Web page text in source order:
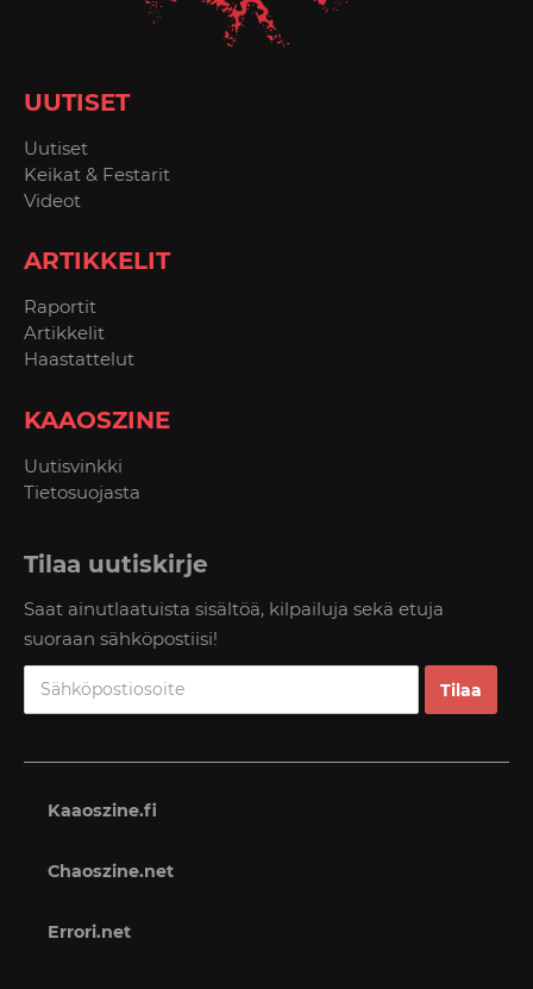
UUTISET
Uutiset
Keikat & Festarit
Videot
ARTIKKELIT
Raportit
Artikkelit
Haastattelut
KAAOSZINE
Uutisvinkki
Tietosuojasta
Tilaa uutiskirje
Saat ainutlaatuista sisältöä, kilpailuja sekä etuja
suoraan sähköpostiisi!
Kaaoszine.fi
Chaoszine.net
Errori.net